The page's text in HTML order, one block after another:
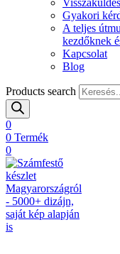
Gyakori
A teljes
kezdőknek
Kapcsolat
Blog
Products search
0
0 Termék
0